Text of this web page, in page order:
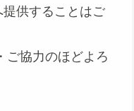
供することはご
ご協力のほどよろ